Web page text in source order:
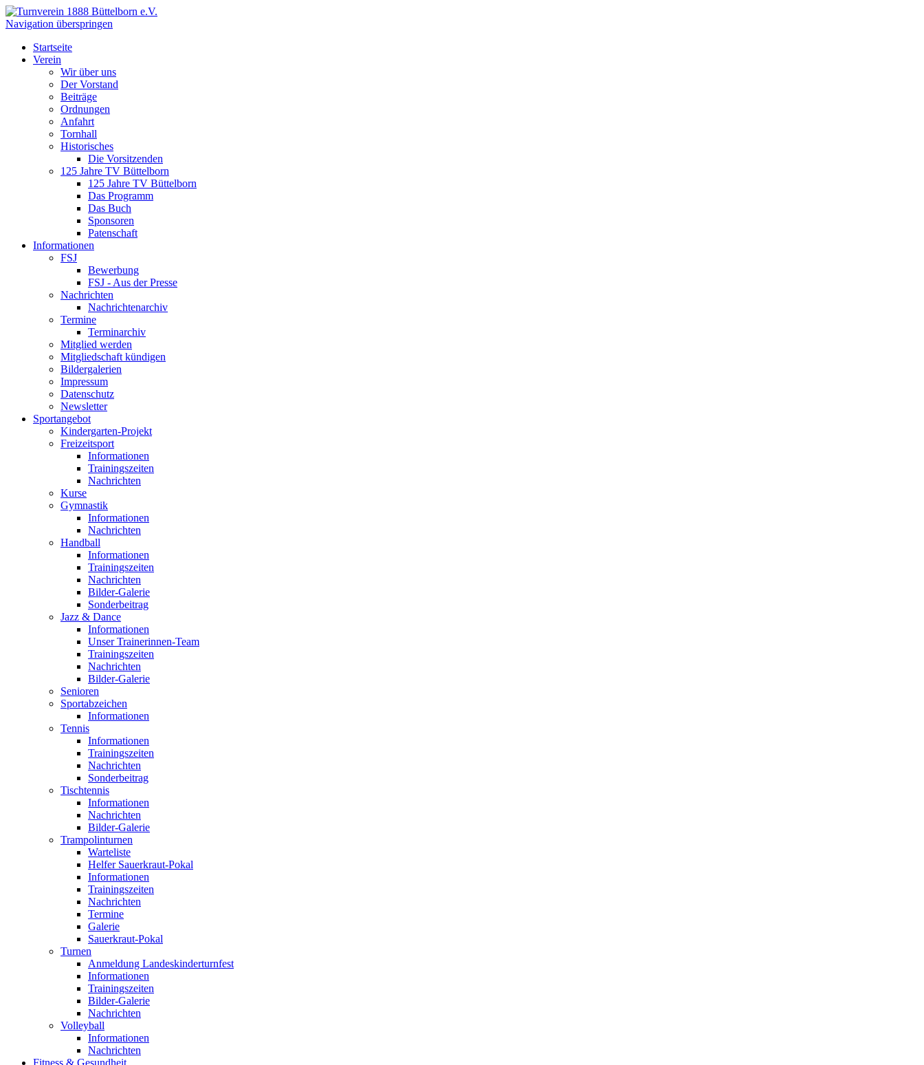
Navigation überspringen
Startseite
Verein
Wir über uns
Der Vorstand
Beiträge
Ordnungen
Anfahrt
Tornhall
Historisches
Die Vorsitzenden
125 Jahre TV Büttelborn
125 Jahre TV Büttelborn
Das Programm
Das Buch
Sponsoren
Patenschaft
Informationen
FSJ
Bewerbung
FSJ - Aus der Presse
Nachrichten
Nachrichtenarchiv
Termine
Terminarchiv
Mitglied werden
Mitgliedschaft kündigen
Bildergalerien
Impressum
Datenschutz
Newsletter
Sportangebot
Kindergarten-Projekt
Freizeitsport
Informationen
Trainingszeiten
Nachrichten
Kurse
Gymnastik
Informationen
Nachrichten
Handball
Informationen
Trainingszeiten
Nachrichten
Bilder-Galerie
Sonderbeitrag
Jazz & Dance
Informationen
Unser Trainerinnen-Team
Trainingszeiten
Nachrichten
Bilder-Galerie
Senioren
Sportabzeichen
Informationen
Tennis
Informationen
Trainingszeiten
Nachrichten
Sonderbeitrag
Tischtennis
Informationen
Nachrichten
Bilder-Galerie
Trampolinturnen
Warteliste
Helfer Sauerkraut-Pokal
Informationen
Trainingszeiten
Nachrichten
Termine
Galerie
Sauerkraut-Pokal
Turnen
Anmeldung Landeskinderturnfest
Informationen
Trainingszeiten
Bilder-Galerie
Nachrichten
Volleyball
Informationen
Nachrichten
Fitness & Gesundheit